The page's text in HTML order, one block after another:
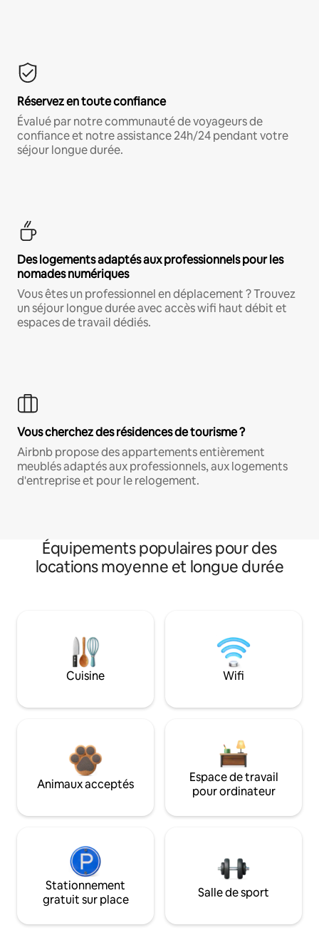
Réservez en toute confiance
Évalué par notre communauté de voyageurs de
confiance et notre assistance 24h/24 pendant votre
séjour longue durée.
Des logements adaptés aux professionnels pour les
nomades numériques
Vous êtes un professionnel en déplacement ? Trouvez
un séjour longue durée avec accès wifi haut débit et
espaces de travail dédiés.
Vous cherchez des résidences de tourisme ?
Airbnb propose des appartements entièrement
meublés adaptés aux professionnels, aux logements
d'entreprise et pour le relogement.
Équipements populaires pour des
locations moyenne et longue durée
Cuisine Wifi
Animaux acceptés
Espace de travail
pour ordinateur
Stationnement
gratuit sur place
Salle de sport